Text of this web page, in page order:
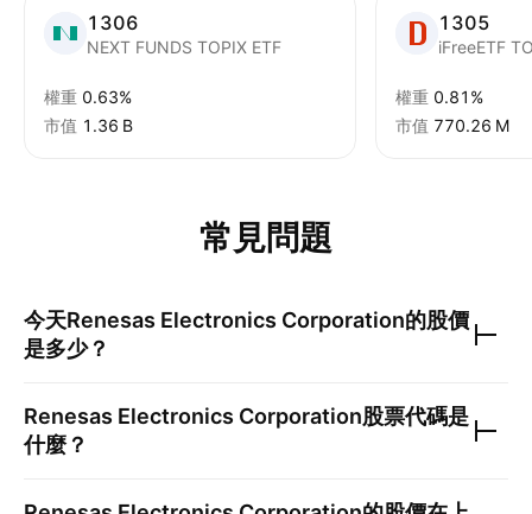
1306
NEXT FUNDS TOPIX ETF
權重 0.63%
市值 ‪1.36 B‬
1305
權重 0.81%
市值 ‪770.26 M‬
常見問題
今天Renesas Electronics Corporation的股價
是多少？
Renesas Electronics Corporation股票代碼是
什麼？